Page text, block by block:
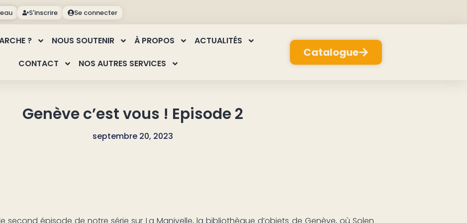
S'inscrire Se connecter
? NOUS SOUTENIR À PROPOS
ACTUALITÉS
CONTACT
NOS AUTRES SERVICES
Catalogue
Genève c’est vous ! Episode 2
septembre 20, 2023